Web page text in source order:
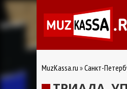
MuzKassa.ru Санкт-